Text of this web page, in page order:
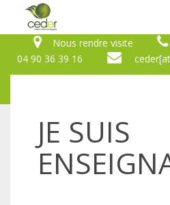
Nous rendre visite
04 90 36 39 16
JE SUIS